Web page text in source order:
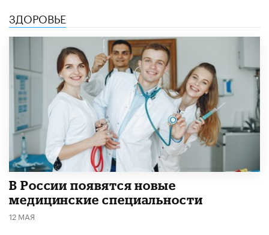
ЗДОРОВЬЕ
В России появятся новые
медицинские специальности
12 МАЯ